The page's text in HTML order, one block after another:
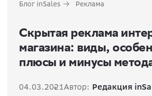
Блог inSales Реклама
Скрытая реклама
магазина: виды,
плюсы и минусы
04.03.2021Автор: Редакция